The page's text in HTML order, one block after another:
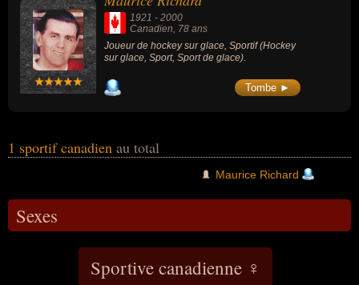
1921 - 2000
Canadien, 78 ans
Joueur de hockey sur glace, Sportif (Hockey
sur glace, Sport, Sport de glace).
Tombe ►
1 sportif canadien au total
Maurice Richard
Sexes
Sportive canadienne ♀